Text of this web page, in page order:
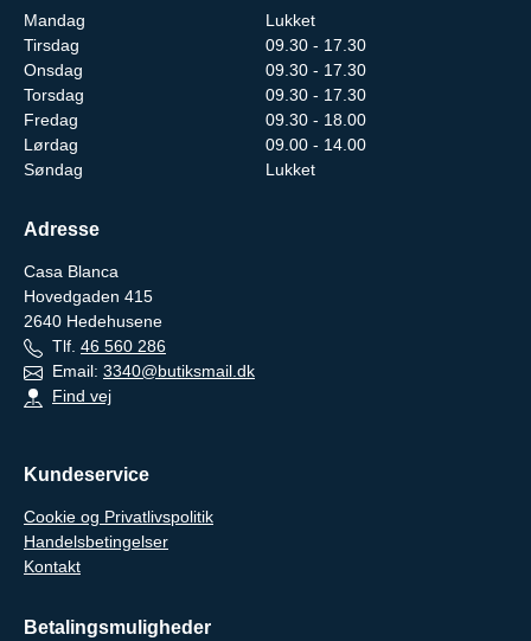
Mandag
Lukket
Tirsdag
09.30 - 17.30
Onsdag
09.30 - 17.30
Torsdag
09.30 - 17.30
Fredag
09.30 - 18.00
Lørdag
09.00 - 14.00
Søndag
Lukket
Adresse
Casa Blanca
Hovedgaden 415
2640 Hedehusene
Tlf. 46 560 286
Email: 3340@butiksmail.dk
Find vej
Kundeservice
Cookie og Privatlivspolitik
Handelsbetingelser
Kontakt
Betalingsmuligheder